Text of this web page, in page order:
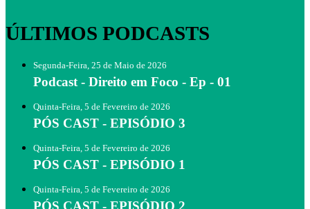
ÚLTIMOS PODCASTS
Segunda-Feira, 25 de Maio de 2026
Podcast - Direito em Foco - Ep - 01
Quinta-Feira, 5 de Fevereiro de 2026
PÓS CAST - EPISÓDIO 3
Quinta-Feira, 5 de Fevereiro de 2026
PÓS CAST - EPISÓDIO 1
Quinta-Feira, 5 de Fevereiro de 2026